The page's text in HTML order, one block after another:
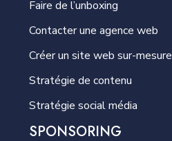
Faire de l’unboxing
Contacter une agence web
Créer un site web sur-mesure
Stratégie de contenu
Stratégie social média
SPONSORING